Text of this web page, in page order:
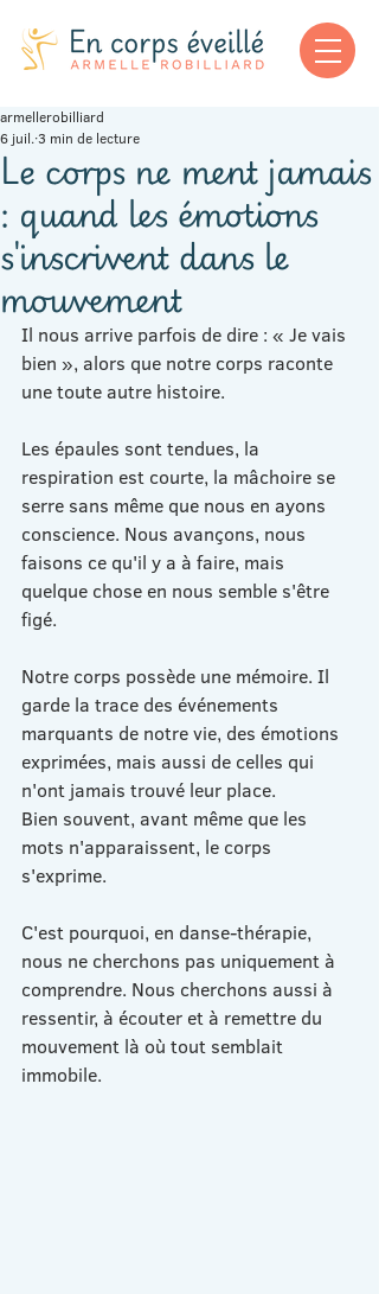
Le corps ne ment jamais
: quand les émotions
s'inscrivent dans le
mouvement
armellerobilliard
6 juil.3 min de lecture
Il nous arrive parfois de dire : « Je vais
bien », alors que notre corps raconte
une toute autre histoire.
Les épaules sont tendues, la
respiration est courte, la mâchoire se
serre sans même que nous en ayons
conscience. Nous avançons, nous
faisons ce qu'il y a à faire, mais
quelque chose en nous semble s'être
figé.
Notre corps possède une mémoire. Il
garde la trace des événements
marquants de notre vie, des émotions
exprimées, mais aussi de celles qui
n'ont jamais trouvé leur place.
Bien souvent, avant même que les
mots n'apparaissent, le corps
s'exprime.
C'est pourquoi, en danse-thérapie,
nous ne cherchons pas uniquement à
comprendre. Nous cherchons aussi à
ressentir, à écouter et à remettre du
mouvement là où tout semblait
immobile.